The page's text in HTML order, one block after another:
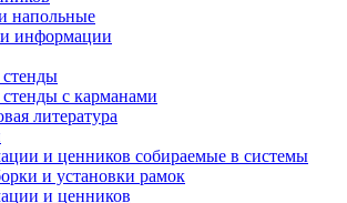
напольные
информации
с карманами
литература
и ценников собираемые в системы
и установки рамок
и ценников